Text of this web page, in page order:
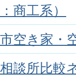
商工系）
空き家・
相談所比